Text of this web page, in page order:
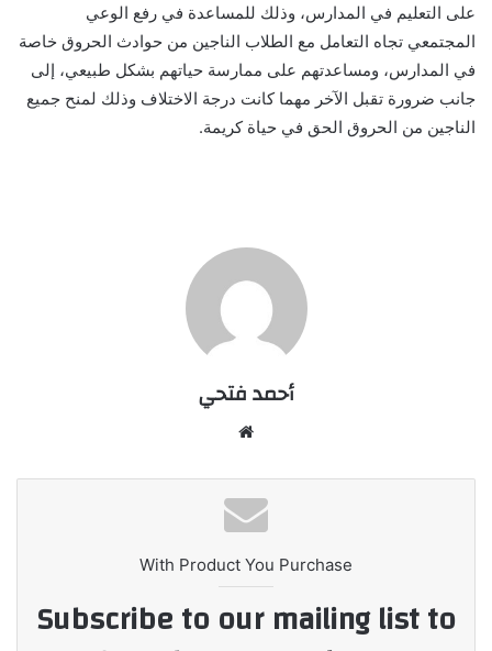
على التعليم في المدارس، وذلك للمساعدة في رفع الوعي
المجتمعي تجاه التعامل مع الطلاب الناجين من حوادث الحروق خاصة
في المدارس، ومساعدتهم على ممارسة حياتهم بشكل طبيعي، إلى
جانب ضرورة تقبل الآخر مهما كانت درجة الاختلاف وذلك لمنح جميع
الناجين من الحروق الحق في حياة كريمة.
أحمد فتحي
With Product You Purchase
Subscribe to our mailing list to